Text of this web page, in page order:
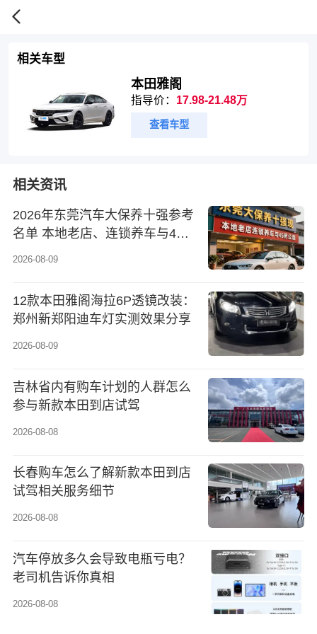
相关车型
本田雅阁
指导价： 17.98-21.48万
查看车型
相关资讯
2026年东莞汽车大保养十强参考
名单 本地老店、连锁养车与4S
2026-08-09
12款本田雅阁海拉6P透镜改装：
郑州新郑阳迪车灯实测效果分享
2026-08-09
吉林省内有购车计划的人群怎么
参与新款本田到店试驾
2026-08-08
长春购车怎么了解新款本田到店
试驾相关服务细节
2026-08-08
汽车停放多久会导致电瓶亏电？
老司机告诉你真相
2026-08-08